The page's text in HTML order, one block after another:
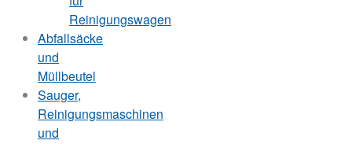
Reinigungswagen
Abfallsäcke
und
Müllbeutel
Sauger,
Reinigungsmaschinen
und